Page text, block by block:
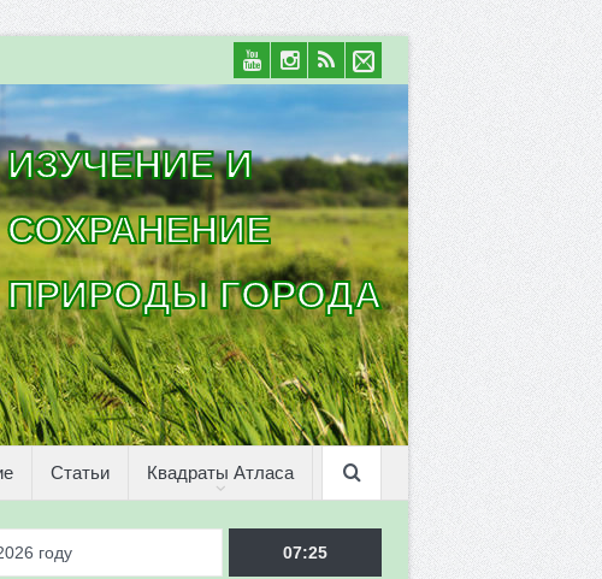
ИЗУЧЕНИЕ И
СОХРАНЕНИЕ
ПРИРОДЫ ГОРОДА
Статьи Квадраты Атласа
году 07:25